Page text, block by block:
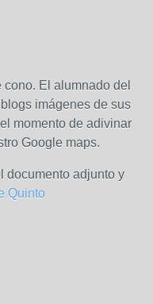
El alumnado del
imágenes de sus
momento de adivinar
Google maps.
documento adjunto y
Quinto